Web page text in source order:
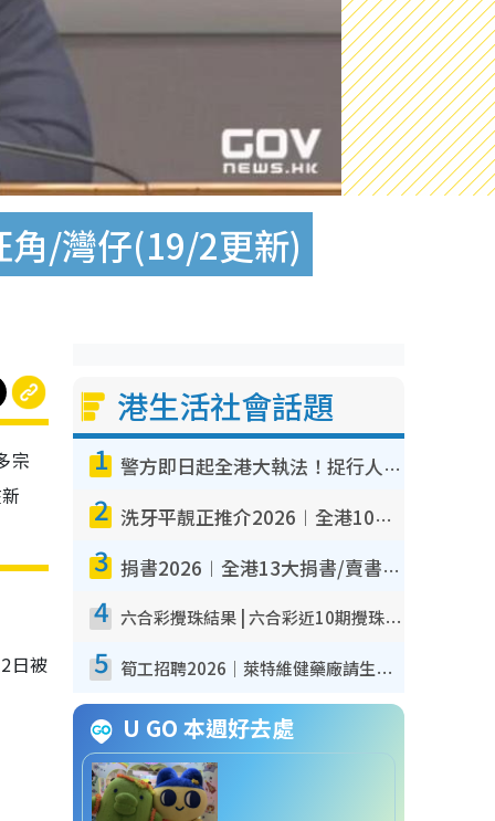
/灣仔(19/2更新)
宗
日被
港生活社會話題
1 警方即日起全港大執法！捉行人亂過馬路+司機不專注駕駛！亂過馬路罰$2000
2 洗牙平靚正推介2026︱全港10大牙科診所/醫院懶人包 夜診至8點/鎮靜潔牙/醫療券適用
3 捐書2026︱全港13大捐書/賣書地點懶人包 二手課本最高$150＋舊書換免費咖啡/戲票
4 六合彩攪珠結果 | 六合彩近10期攪珠結果出爐+ 近30期最旺熱門中獎號碼
5 筍工招聘2026｜萊特維健藥廠請生產操作員！月薪高達$1.7萬 冷氣廠房/五天工作/保證雙糧
U GO 本週好去處